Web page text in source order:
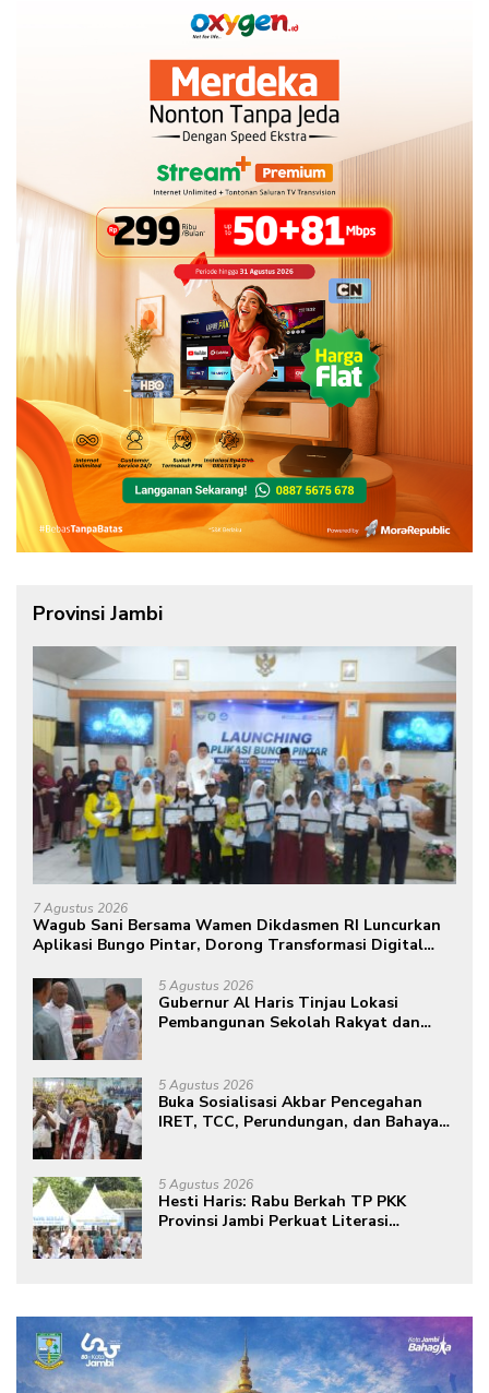
Provinsi Jambi
7 Agustus 2026
Wagub Sani Bersama Wamen Dikdasmen RI Luncurkan
Aplikasi Bungo Pintar, Dorong Transformasi Digital
5 Agustus 2026
Gubernur Al Haris Tinjau Lokasi
Pembangunan Sekolah Rakyat dan
5 Agustus 2026
Buka Sosialisasi Akbar Pencegahan
IRET, TCC, Perundungan, dan Bahaya
masa depan sudah ada di tangan”
5 Agustus 2026
Hesti Haris: Rabu Berkah TP PKK
Provinsi Jambi Perkuat Literasi